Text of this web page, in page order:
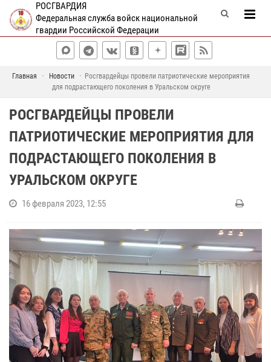
РОСГВАРДИЯ
Федеральная служба войск национальной
гвардии Российской Федерации
Главная Новости
Росгвардейцы провели патриотические мероприятия
для подрастающего поколения в Уральском округе
РОСГВАРДЕЙЦЫ ПРОВЕЛИ
ПАТРИОТИЧЕСКИЕ МЕРОПРИЯТИЯ ДЛЯ
ПОДРАСТАЮЩЕГО ПОКОЛЕНИЯ В
УРАЛЬСКОМ ОКРУГЕ
16 февраля 2023, 12:55